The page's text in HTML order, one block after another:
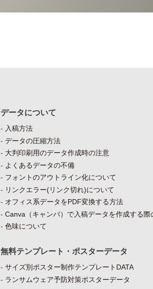
データについて
入稿方法
データの圧縮方法
大判印刷用のデータ作成時の注意
よくあるデータの不備
フォントのアウトライン化について
リンクエラー(リンク切れ)について
オフィス系データをPDF変換する方法
Canva（キャンバ）で入稿データを作成する際
色味について
無料テンプレート・ポスターデータ
サイズ別ポスター制作テンプレートDATA
ランサムウェア予防対策ポスターデータ